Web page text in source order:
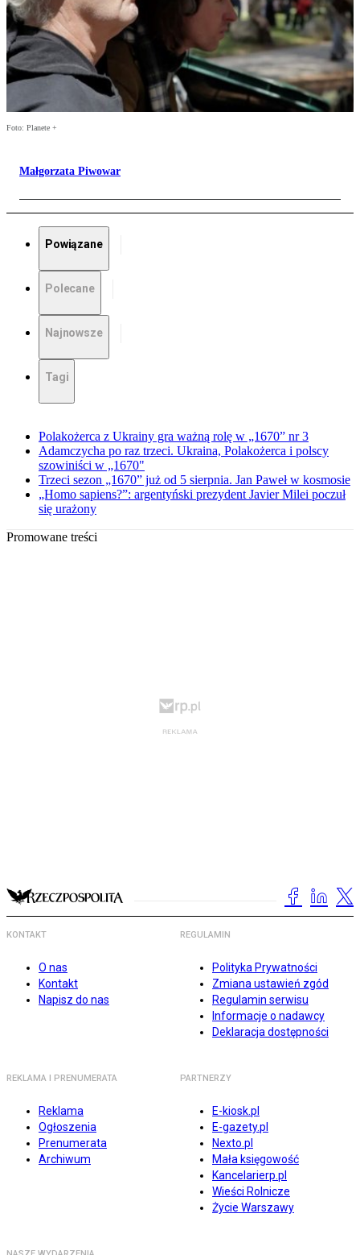
Foto: Planete +
Małgorzata Piwowar
Powiązane
Polecane
Najnowsze
Tagi
Polakożerca z Ukrainy gra ważną rolę w „1670” nr 3
Adamczycha po raz trzeci. Ukraina, Polakożerca i polscy
szowiniści w „1670"
Trzeci sezon „1670” już od 5 sierpnia. Jan Paweł w kosmosie
„Homo sapiens?”: argentyński prezydent Javier Milei poczuł
się urażony
Promowane treści
KONTAKT
O nas
Kontakt
Napisz do nas
REGULAMIN
Polityka Prywatności
Zmiana ustawień zgód
Regulamin serwisu
Informacje o nadawcy
Deklaracja dostępności
REKLAMA I PRENUMERATA
Reklama
Ogłoszenia
Prenumerata
Archiwum
PARTNERZY
E-kiosk.pl
E-gazety.pl
Nexto.pl
Mała księgowość
Kancelarierp.pl
Wieści Rolnicze
Życie Warszawy